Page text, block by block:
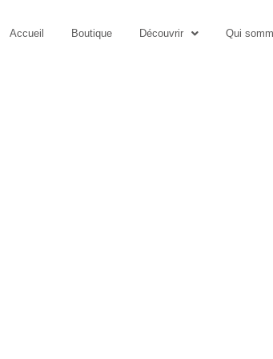
Accueil Boutique Découvrir Qui